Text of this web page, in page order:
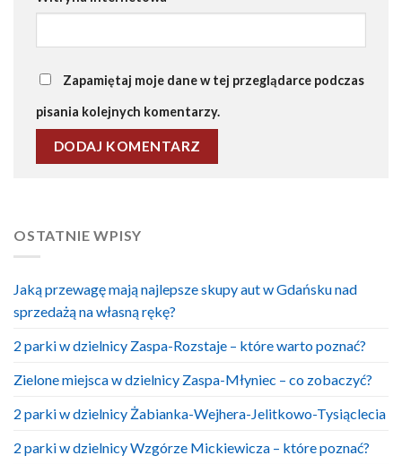
Zapamiętaj moje dane w tej przeglądarce podczas
pisania kolejnych komentarzy.
OSTATNIE WPISY
Jaką przewagę mają najlepsze skupy aut w Gdańsku nad
sprzedażą na własną rękę?
2 parki w dzielnicy Zaspa-Rozstaje – które warto poznać?
Zielone miejsca w dzielnicy Zaspa-Młyniec – co zobaczyć?
2 parki w dzielnicy Żabianka-Wejhera-Jelitkowo-Tysiąclecia
2 parki w dzielnicy Wzgórze Mickiewicza – które poznać?